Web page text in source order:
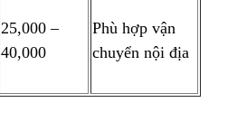
25,000 –
40,000
Phù hợp vận
chuyển nội địa